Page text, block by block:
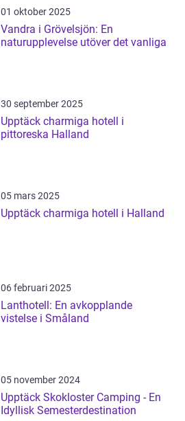
01 oktober 2025
Vandra i Grövelsjön: En
naturupplevelse utöver det vanliga
30 september 2025
Upptäck charmiga hotell i
pittoreska Halland
05 mars 2025
Upptäck charmiga hotell i Halland
06 februari 2025
Lanthotell: En avkopplande
vistelse i Småland
05 november 2024
Upptäck Skokloster Camping - En
Idyllisk Semesterdestination